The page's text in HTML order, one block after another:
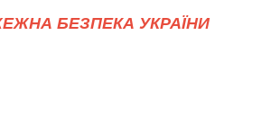
БЕЗПЕКА УКРАЇНИ